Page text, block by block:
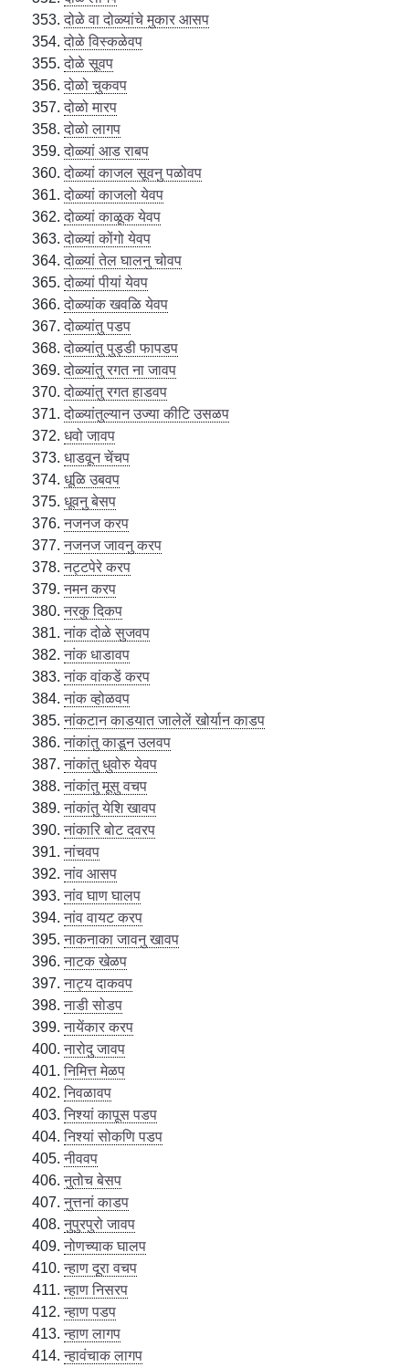
दोळे वा दोळ्यांचे मुकार आसप
दोळे विस्कळेवप
दोळे सूवप
दोळो चुकवप
दोळो मारप
दोळो लागप
दोळ्यां आड राबप
दोळ्यां काजल सूवनु पळोवप
दोळ्यां काजलो येवप
दोळ्यां काळूक येवप
दोळ्यां कोंगो येवप
दोळ्यां तेल घालनु चोवप
दोळ्यां पीयां येवप
दोळ्यांक खवळि येवप
दोळ्यांतु पडप
दोळ्यांतु पुड्डी फापडप
दोळ्यांतु रगत ना जावप
दोळ्यांतु रगत हाडवप
दोळ्यांतुल्यान उज्या कीटि उसळप
धवो जावप
धाडवून चेंचप
धूळि उबवप
धूवनु बेसप
नजनज करप
नजनज जावनु करप
नट्टपेरे करप
नमन करप
नरकु दिकप
नांक दोळे सुजवप
नांक धाडावप
नांक वांकडें करप
नांक व्होळवप
नांकटान काडयात जालेलें खोर्यान काडप
नांकांतु काडून उलवप
नांकांतु धुवोरु येवप
नांकांतु मूसु वचप
नांकांतु येशि खावप
नांकारि बोट दवरप
नांचवप
नांव आसप
नांव घाण घालप
नांव वायट करप
नाकनाका जावनु खावप
नाटक खेळप
नाट्य दाकवप
नाडी सोडप
नायेंकार करप
नारोदु जावप
निमित्त मेळप
निवळावप
निश्यां कापूस पडप
निश्यां सोकणि पडप
नीववप
नुतोच बेसप
नुत्तनां काडप
नुपुरपुरो जावप
नोणच्याक घालप
न्हाण दूरा वचप
न्हाण निसरप
न्हाण पडप
न्हाण लागप
न्हावंचाक लागप